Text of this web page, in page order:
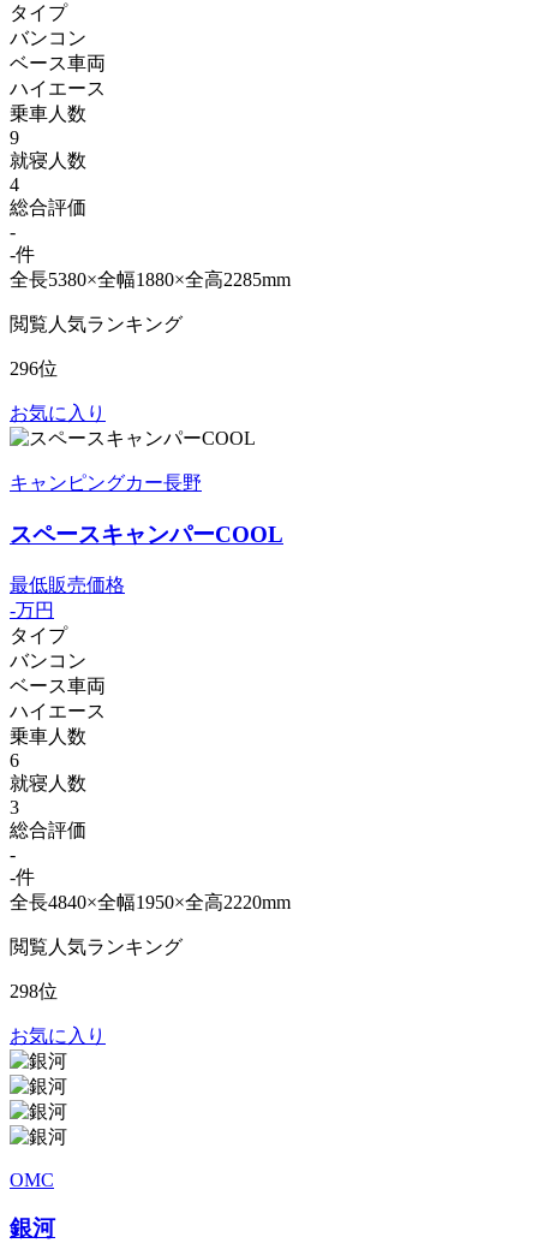
タイプ
バンコン
ベース車両
ハイエース
乗車人数
9
就寝人数
4
総合評価
-
-件
全長5380×全幅1880×全高2285mm
閲覧人気ランキング
296位
お気に入り
キャンピングカー長野
スペースキャンパーCOOL
最低販売価格
-万円
タイプ
バンコン
ベース車両
ハイエース
乗車人数
6
就寝人数
3
総合評価
-
-件
全長4840×全幅1950×全高2220mm
閲覧人気ランキング
298位
お気に入り
OMC
銀河